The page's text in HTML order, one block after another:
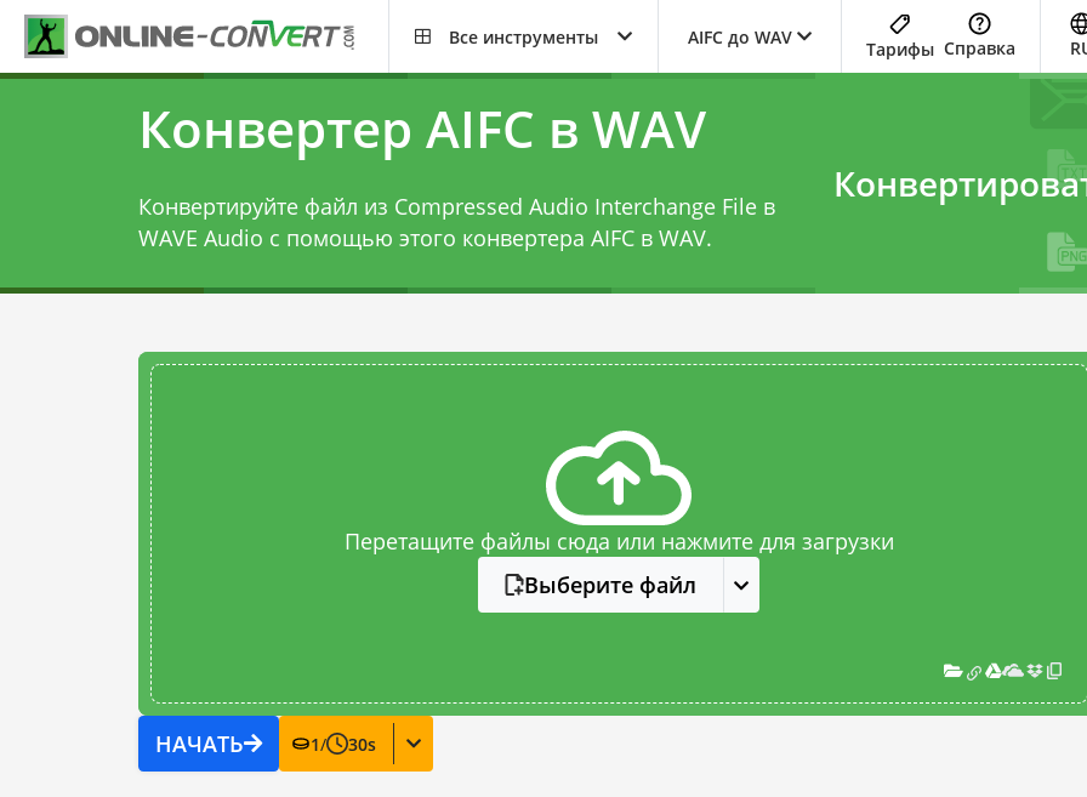
Все инструменты AIFC до WAV
Тарифы Справка
Конвертер AIFC в WAV
Конвертируйте файл из Compressed Audio Interchange File в
WAVE Audio с помощью этого конвертера AIFC в WAV.
Перетащите файлы сюда или нажмите для загрузки
Выберите файл
НАЧАТЬ 1/ 30s